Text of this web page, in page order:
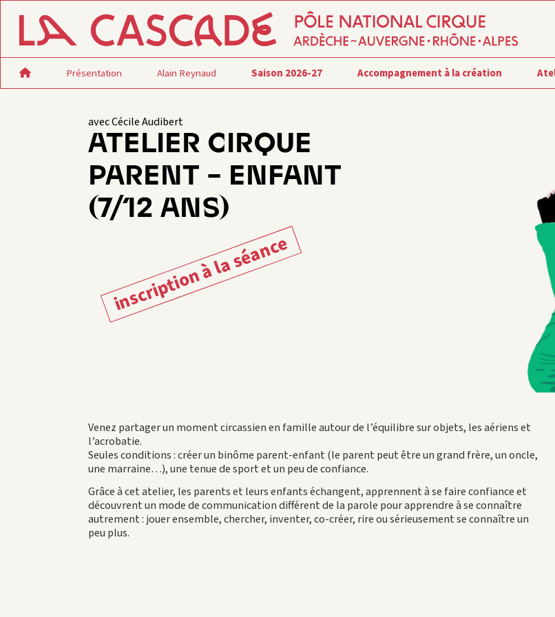
Présentation Alain Reynaud Saison 2026-27 Accompagnement à la création
avec Cécile Audibert
ATELIER CIRQUE
PARENT – ENFANT
(7/12 ANS)
inscription à la séance
Venez partager un moment circassien en famille autour de l’équilibre sur objets, les aériens et
l’acrobatie.
Seules conditions : créer un binôme parent-enfant (le parent peut être un grand frère, un oncle,
une marraine…), une tenue de sport et un peu de confiance.
Grâce à cet atelier, les parents et leurs enfants échangent, apprennent à se faire confiance et
découvrent un mode de communication différent de la parole pour apprendre à se connaître
autrement : jouer ensemble, chercher, inventer, co-créer, rire ou sérieusement se connaître un
peu plus.